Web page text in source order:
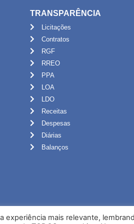
TRANSPARÊNCIA
Licitações
Contratos
RGF
RREO
PPA
LOA
LDO
Receitas
Despesas
Diárias
Balanços
experiência mais relevante,